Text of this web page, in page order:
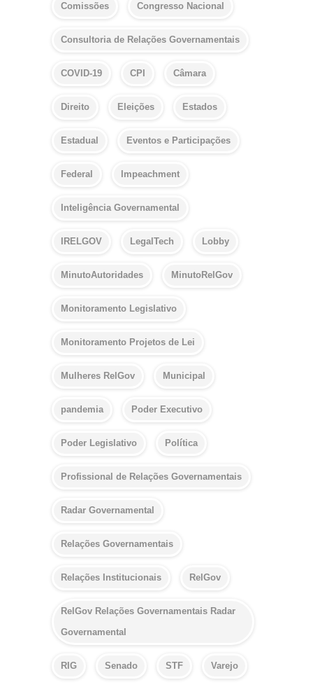
Comissões Congresso Nacional
Consultoria de Relações Governamentais
COVID-19 CPI Câmara
Direito Eleições Estados
Estadual Eventos e Participações
Federal Impeachment
Inteligência Governamental
IRELGOV LegalTech Lobby
MinutoAutoridades MinutoRelGov
Monitoramento Legislativo
Monitoramento Projetos de Lei
Mulheres RelGov Municipal
pandemia Poder Executivo
Poder Legislativo Política
Profissional de Relações Governamentais
Radar Governamental
Relações Governamentais
Relações Institucionais RelGov
RelGov Relações Governamentais Radar
Governamental
RIG Senado STF Varejo